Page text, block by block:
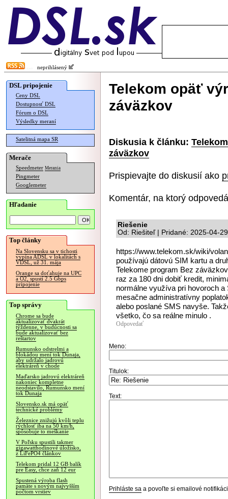
neprihlásený
DSL pripojenie
Ceny DSL
Dostupnosť DSL
Fórum o DSL
Výsledky meraní
Satelitná mapa SR
Merače
Speedmeter Merania
Pingmeter
Googlemeter
Hľadanie
Top články
Na Slovensku sa v tichosti
vypína ADSL v lokalitách s
VDSL, už 31. mája
Orange sa doťahuje na UPC
a O2, spustí 2.5 Gbps
pripojenie
Top správy
Chrome sa bude
aktualizovať dvakrát
týždenne, v budúcnosti sa
bude aktualizovať bez
reštartov
Rumunsko odstrelmi a
blokádou mení tok Dunaja,
aby udržalo jadrovú
elektráreň v chode
Maďarsko jadrovú elektráreň
nakoniec kompletne
neodstavilo, Rumunsko mení
tok Dunaja
Slovensko.sk má opäť
technické problémy
Železnice znižujú kvôli teplu
rýchlosť iba na 50 km/h,
spôsobuje to meškanie
V Poľsku spustili takmer
gigawatthodinové úložisko,
z LiFePO4 článkov
Telekom pridal 12 GB balík
pre Easy, chce zaň 12 eur
Spustená výroba flash
pamäte s novým najvyšším
počtom vrstiev
Telekom opäť
záväzkov
Diskusia k článku:
záväzkov
Prispievajte do diskusií ako
Komentár, na ktorý
Riešenie
Od: Riešiteľ | Pridané: 2025-04-
https://www.telekom.sk/wiki/
používajú dátovú SIM kartu a
Telekome program Bez
raz za 180 dni dobiť kredit,
normálne využíva pri hovoroch
mesačne administratívny
alebo poslané SMS navyše.
všetko, čo sa reálne minulo .
Odpovedať
Meno:
Titulok:
Text:
Prihláste sa a povoľte si emailové